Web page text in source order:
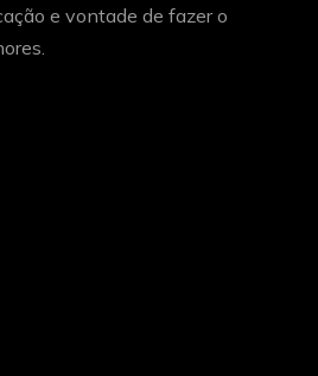
e vontade de fazer o